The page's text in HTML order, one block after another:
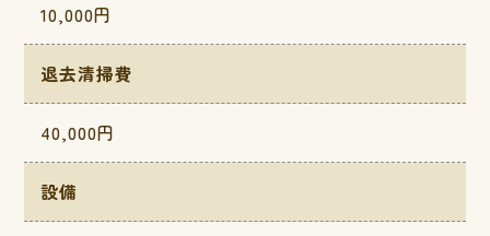
10,000円
退去清掃費
40,000円
設備